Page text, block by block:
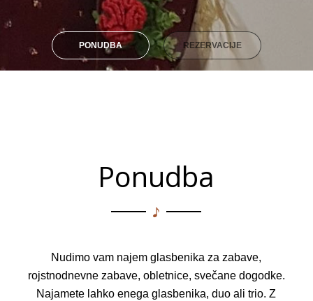
PONUDBA REZERVACIJE
Ponudba
Nudimo vam najem glasbenika za zabave,
rojstnodnevne zabave, obletnice, svečane dogodke.
Najamete lahko enega glasbenika, duo ali trio. Z